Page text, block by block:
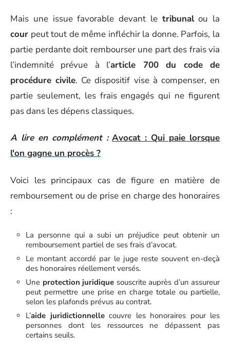
Mais une issue favorable devant le tribunalou la
cour peut tout de même infléchir la donne. Parfois, la
partie perdante doit rembourser une part des frais via
l’indemnité prévue à l’article 700 du code de
procédure civile. Ce dispositif vise à compenser, en
partie seulement, les frais engagés qui ne figurent
pas dans les dépens classiques.
A lire en complément : Avocat : Qui paie lorsque
l'on gagne un procès ?
Voici les principaux cas de figure en matière de
remboursement ou de prise en charge des honoraires
:
La personne qui a subi un préjudice peut obtenir un
remboursement partiel de ses frais d’avocat.
Le montant accordé par le juge reste souvent en-deçà
des honoraires réellement versés.
Une protection juridique souscrite auprès d’un assureur
peut permettre une prise en charge totale ou partielle,
selon les plafonds prévus au contrat.
L’aide juridictionnellecouvre les honoraires pour les
personnes dont les ressources ne dépassent pas
certains seuils.